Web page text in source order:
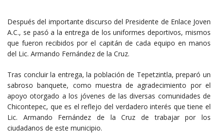
Después del importante discurso del Presidente de Enlace Joven
A.C., se pasó a la entrega de los uniformes deportivos, mismos
que fueron recibidos por el capitán de cada equipo en manos
del Lic. Armando Fernández de la Cruz.
Tras concluir la entrega, la población de Tepetzintla, preparó un
sabroso banquete, como muestra de agradecimiento por el
apoyo otorgado a los jóvenes de las diversas comunidades de
Chicontepec, que es el reflejo del verdadero interés que tiene el
Lic. Armando Fernández de la Cruz de trabajar por los
ciudadanos de este municipio.